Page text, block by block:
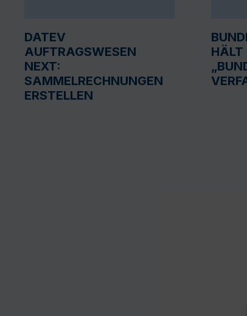
DATEV
AUFTRAGSWESEN
NEXT:
SAMMELRECHNUNGEN
ERSTELLEN
HÄLT